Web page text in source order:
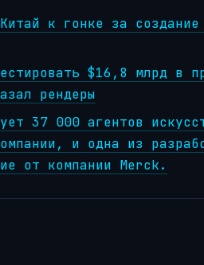
к гонке за создание
$16,8 млрд в
рендеры
37 000 агентов
и одна из
от компании Merck.